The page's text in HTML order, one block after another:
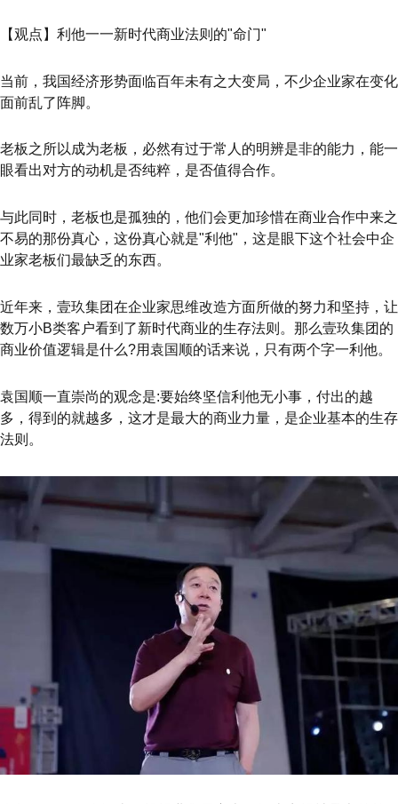
【观点】利他一一新时代商业法则的"命门"
当前，我国经济形势面临百年未有之大变局，不少企业家在变化
面前乱了阵脚。
老板之所以成为老板，必然有过于常人的明辨是非的能力，能一
眼看出对方的动机是否纯粹，是否值得合作。
与此同时，老板也是孤独的，他们会更加珍惜在商业合作中来之
不易的那份真心，这份真心就是"利他"，这是眼下这个社会中企
业家老板们最缺乏的东西。
近年来，壹玖集团在企业家思维改造方面所做的努力和坚持，让
数万小B类客户看到了新时代商业的生存法则。那么壹玖集团的
商业价值逻辑是什么?用袁国顺的话来说，只有两个字一利他。
袁国顺一直崇尚的观念是:要始终坚信利他无小事，付出的越
多，得到的就越多，这才是最大的商业力量，是企业基本的生存
法则。